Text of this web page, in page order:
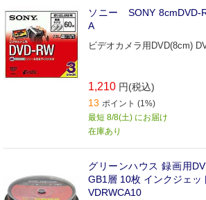
ソニー SONY 8cmDVD-
A
ビデオカメラ用DVD(8cm)
1,210 円(税込)
13 ポイント (1%)
最短 8/8(土) にお届け
在庫あり
グリーンハウス 録画用
GB1層 10枚 インクジェッ
VDRWCA10